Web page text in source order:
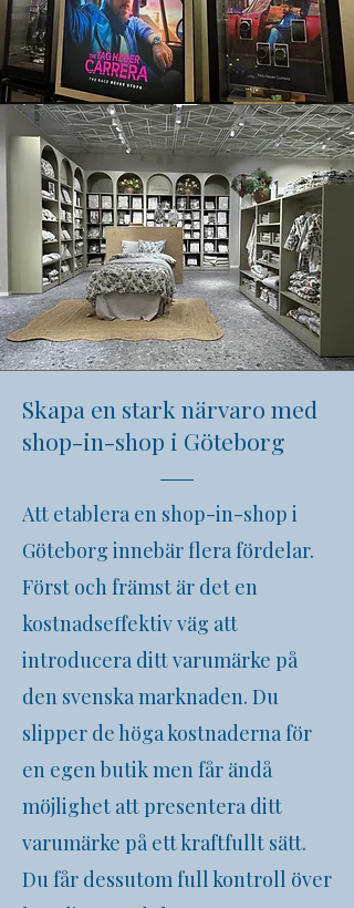
Skapa en stark närvaro med
shop-in-shop i Göteborg
Att etablera en shop-in-shop i
Göteborg innebär flera fördelar.
Först och främst är det en
kostnadseffektiv väg att
introducera ditt varumärke på
den svenska marknaden. Du
slipper de höga kostnaderna för
en egen butik men får ändå
möjlighet att presentera ditt
varumärke på ett kraftfullt sätt.
Du får dessutom full kontroll över